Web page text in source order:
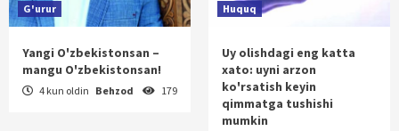
G'urur
Yangi O'zbekistonsan –
mangu O'zbekistonsan!
4 kun oldin Behzod 179
Huquq
Uy olishdagi eng katta
xato: uyni arzon
ko'rsatish keyin
qimmatga tushishi
mumkin